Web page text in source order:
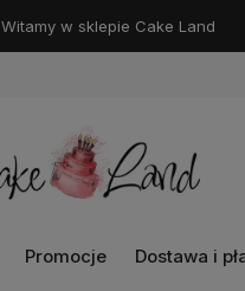
Witamy w sklepie Cake Land
Promocje Dostawa i